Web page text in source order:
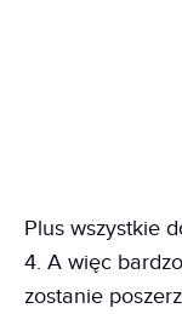
Plus wszystkie
4. A więc
zostanie